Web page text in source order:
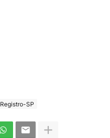
Registro-SP